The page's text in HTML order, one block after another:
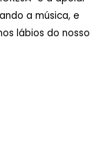
a música, e
lábios do nosso